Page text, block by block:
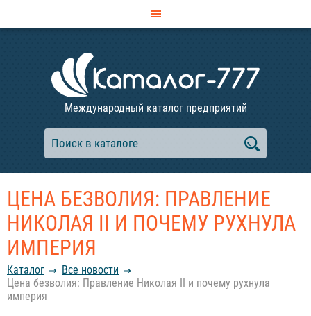
Международный каталог предприятий
ЦЕНА БЕЗВОЛИЯ: ПРАВЛЕНИЕ
НИКОЛАЯ II И ПОЧЕМУ РУХНУЛА
ИМПЕРИЯ
Каталог
Все новости
Цена безволия: Правление Николая II и почему рухнула
империя